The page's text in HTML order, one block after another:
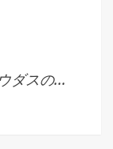
ダスの...